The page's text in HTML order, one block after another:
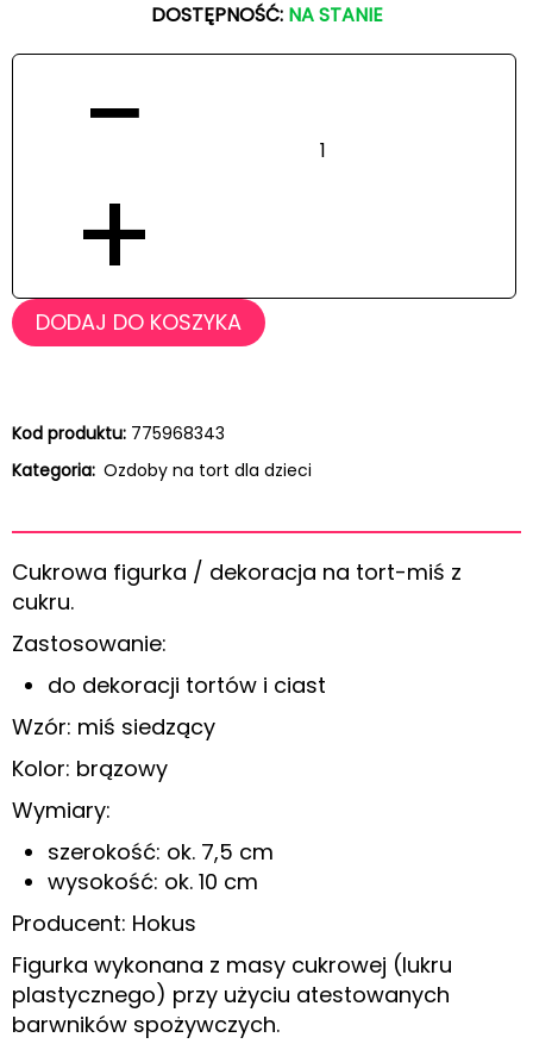
DOSTĘPNOŚĆ: NA STANIE
−
+
DODAJ DO KOSZYKA
Kod produktu: 775968343
Kategoria: Ozdoby na tort dla dzieci
Cukrowa figurka / dekoracja na tort-miś z
cukru.
Zastosowanie:
do dekoracji tortów i ciast
Wzór: miś siedzący
Kolor: brązowy
Wymiary:
szerokość: ok. 7,5 cm
wysokość: ok. 10 cm
Producent: Hokus
Figurka wykonana z masy cukrowej (lukru
plastycznego) przy użyciu atestowanych
barwników spożywczych.